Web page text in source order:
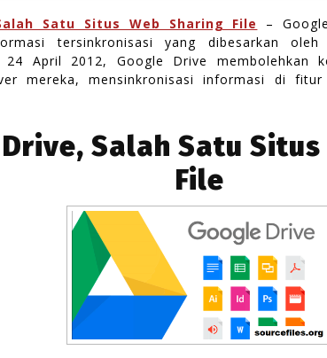
Satu Situs Web Sharing File
–
tersinkronisasi yang dibesarkan
April 2012, Google Drive membolehkan
mereka, mensinkronisasi informasi di
Salah Satu
File